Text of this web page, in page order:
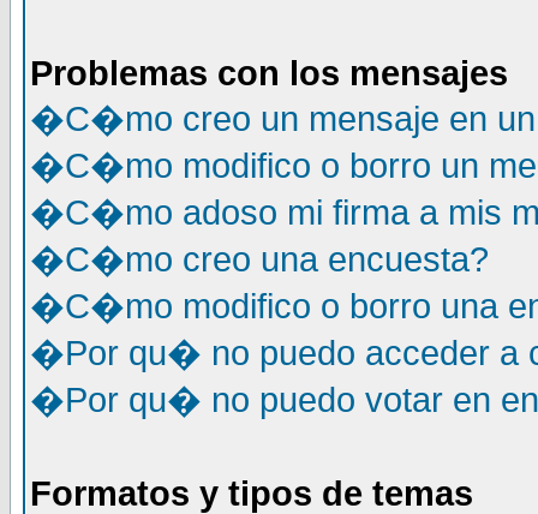
Problemas con los mensajes
�C�mo creo un mensaje en un
�C�mo modifico o borro un
�C�mo adoso mi firma a mis
�C�mo creo una encuesta?
�C�mo modifico o borro una
�Por qu� no puedo acceder a
�Por qu� no puedo votar en
Formatos y tipos de temas